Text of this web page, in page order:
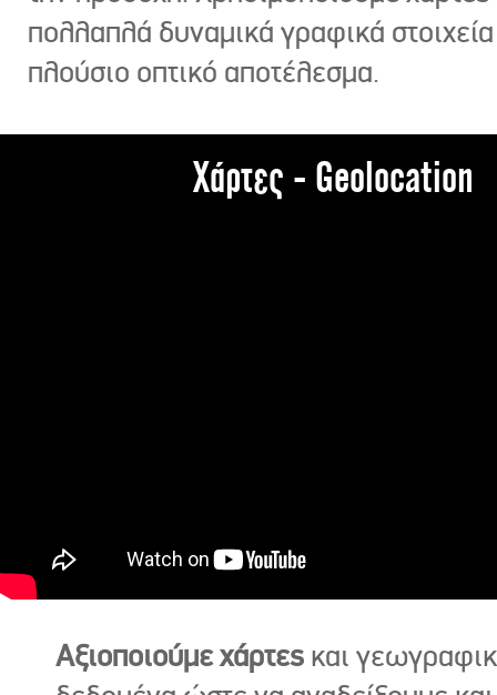
πολλαπλά δυναμικά γραφικά στοιχεία
πλούσιο οπτικό αποτέλεσμα.
Χάρτες - Geolocation
Αξιοποιούμε χάρτες και